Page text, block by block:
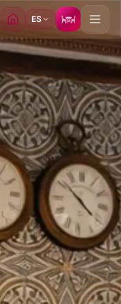
ES